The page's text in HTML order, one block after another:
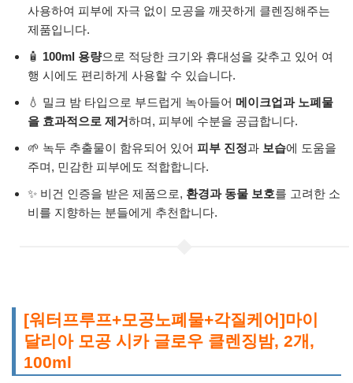
사용하여 피부에 자극 없이 모공을 깨끗하게 클렌징해주는
제품입니다.
🧴 100ml 용량으로 적당한 크기와 휴대성을 갖추고 있어 여
행 시에도 편리하게 사용할 수 있습니다.
💧 밀크 밤 타입으로 부드럽게 녹아들어 메이크업과 노폐물
을 효과적으로 제거하며, 피부에 수분을 공급합니다.
🌱 녹두 추출물이 함유되어 있어 피부 진정과 보습에 도움을
주며, 민감한 피부에도 적합합니다.
✨ 비건 인증을 받은 제품으로, 환경과 동물 보호를 고려한 소
비를 지향하는 분들에게 추천합니다.
[워터프루프+모공노폐물+각질케어]마이
달리아 모공 시카 글로우 클렌징밤, 2개,
100ml